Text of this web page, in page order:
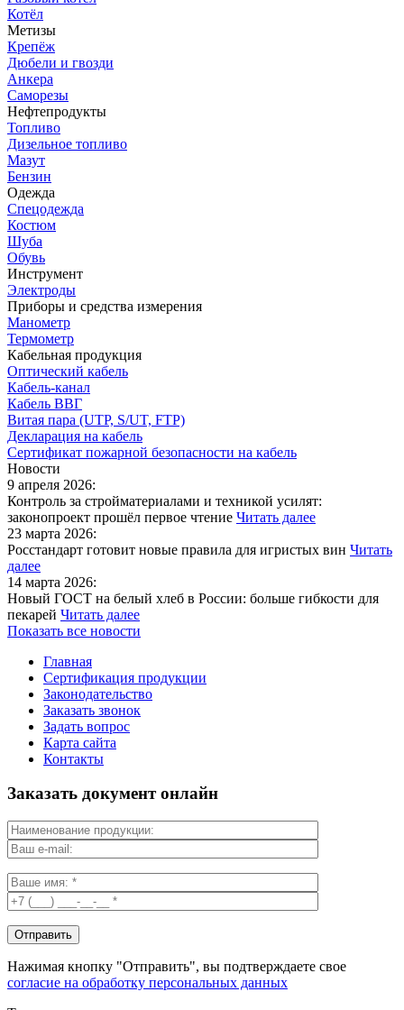
Котёл
Метизы
Крепёж
Дюбели и гвозди
Анкера
Саморезы
Нефтепродукты
Топливо
Дизельное топливо
Мазут
Бензин
Одежда
Спецодежда
Костюм
Шуба
Обувь
Инструмент
Электроды
Приборы и средства измерения
Манометр
Термометр
Кабельная продукция
Оптический кабель
Кабель-канал
Кабель ВВГ
Витая пара (UTP, S/UT, FTP)
Декларация на кабель
Сертификат пожарной безопасности на кабель
Новости
9 апреля 2026:
Контроль за стройматериалами и техникой усилят:
законопроект прошёл первое чтение Читать далее
23 марта 2026:
Росстандарт готовит новые правила для игристых вин Читать
далее
14 марта 2026:
Новый ГОСТ на белый хлеб в России: больше гибкости для
пекарей Читать далее
Показать все новости
Главная
Сертификация продукции
Законодательство
Заказать звонок
Задать вопрос
Карта сайта
Контакты
Заказать документ онлайн
Нажимая кнопку "Отправить", вы подтверждаете свое
согласие на обработку персональных данных